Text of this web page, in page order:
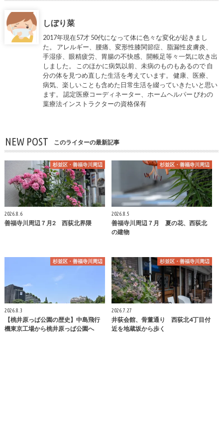
しぼり菜
2017年現在57才 50代になって体に色々な変化が起きまし
た。 アレルギー、腰痛、変形性膝関節症、脂漏性皮膚炎、
手湿疹、眼精疲労、胃腸の不快感、開帳足等々一気に吹き出
しました。 このほかに病気以前、未病のものもあるので 自
分の体を見つめ直した生活を考えています。 健康、医療、
病気、楽しいことも含めた日常生活を綴っていきたいと思い
ます。 認定医療コーディネーター、ホームヘルパー びわの
葉療法インストラクターの資格保有
NEW POST このライターの最新記事
杉並区・善福寺川周辺
2026.8.6
善福寺川周辺７月2 西荻北界隈
杉並区・善福寺川周辺
2026.8.5
善福寺川周辺７月 夏の花、西荻北
の建物
杉並区・善福寺川周辺
2026.8.3
【桃井原っぱ公園の歴史】中島飛行
機東京工場から桃井原っぱ公園へ
杉並区・善福寺川周辺
2026.7.27
井荻会館、骨董通り 西荻北4丁目付
近を地蔵坂から歩く